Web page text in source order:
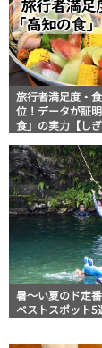
旅行者満足度・
位！データが証
食」の実力【し
暑～い夏のド定
ベストスポット5